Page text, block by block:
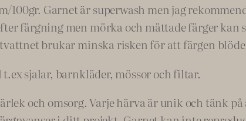
100gr. Garnet är superwash men jag
färgning men mörka och mättade färger kan
brukar minska risken för att färgen
sjalar, barnkläder, mössor och filtar.
och omsorg. Varje härva är unik och tänk